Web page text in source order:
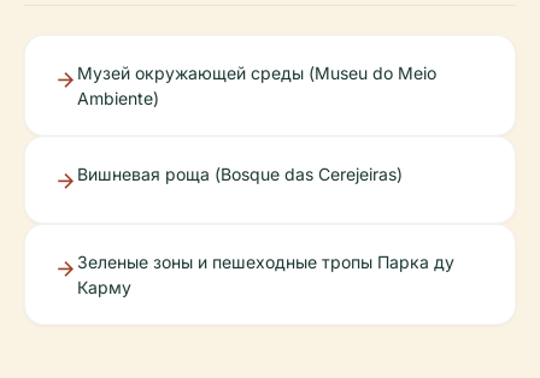
Музей окружающей среды (Museu do Meio
Ambiente)
Вишневая роща (Bosque das Cerejeiras)
Зеленые зоны и пешеходные тропы Парка ду
Карму